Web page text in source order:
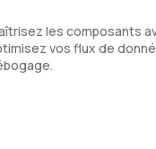
tableaux de bord
les composants
vos flux de